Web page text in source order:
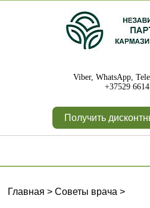
Viber, WhatsApp,
+37529
Получить
Главная > Советы врача >